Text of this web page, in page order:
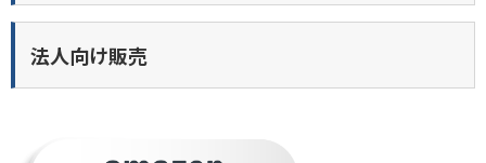
法人向け販売